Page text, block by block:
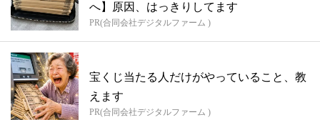
へ】原因、はっきりしてます
PR(合同会社デジタルファーム )
宝くじ当たる人だけがやっていること、教
えます
PR(合同会社デジタルファーム )